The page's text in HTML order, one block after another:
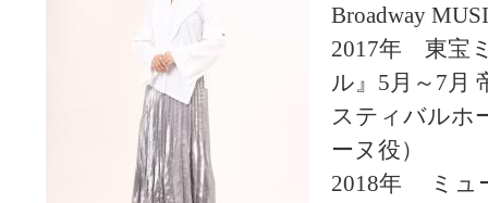
Broadway
2017年 東宝
ル』5月～7月
スティバルホ
ーヌ役）
2018年 ミュ